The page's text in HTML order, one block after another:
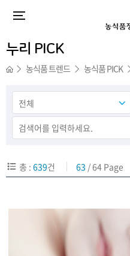
누리 PICK
농식품 트렌드 농식품 PICK
총 : 639건 63 / 64 Page